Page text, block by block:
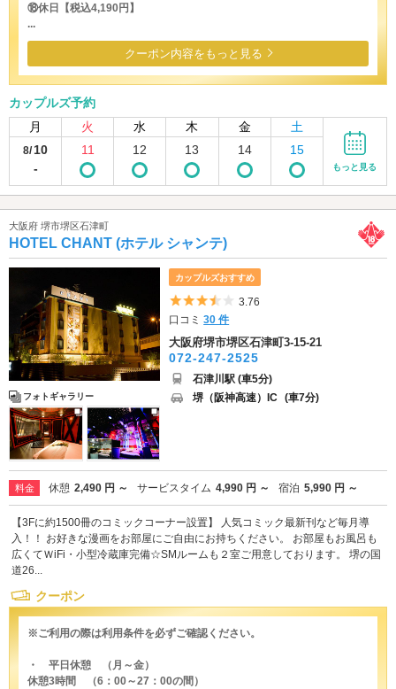
⑱休日【税込4,190円】
...
クーポン内容をもっと見る
カップルズ予約
月
火 水 木 金 土
8/ 10
-
11 12 13 14 15
もっと見る
大阪府 堺市堺区石津町
HOTEL CHANT (ホテル シャンテ)
フォトギャラリー
カップルズおすすめ
5つ星のうち3.5
3.76
口コミ30 件
大阪府堺市堺区石津町3-15-21
072-247-2525
石津川駅 (車5分)
堺（阪神高速）IC (車7分)
料金 休憩 2,490 円 ～ サービスタイム 4,990 円 ～ 宿泊 5,990 円 ～
【3Fに約1500冊のコミックコーナー設置】 人気コミック最新刊など毎月導
入！！ お好きな漫画をお部屋にご自由にお持ちください。 お部屋もお風呂も
広くてＷiFi・小型冷蔵庫完備☆SMルームも２室ご用意しております。 堺の国
道26...
クーポン
※ご利用の際は利用条件を必ずご確認ください。
・ 平日休憩 （月～金）
休憩3時間 （6：00～27：00の間）